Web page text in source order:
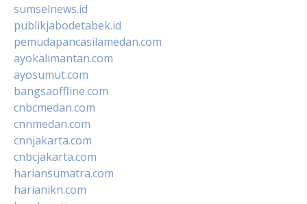
sumselnews.id
publikjabodetabek.id
pemudapancasilamedan.com
ayokalimantan.com
ayosumut.com
bangsaoffline.com
cnbcmedan.com
cnnmedan.com
cnnjakarta.com
cnbcjakarta.com
hariansumatra.com
harianikn.com